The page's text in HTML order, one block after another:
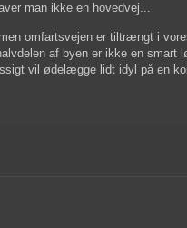
man ikke en hovedvej...
omfartsvejen er tiltrængt i
af byen er ikke en smart
vil ødelægge lidt idyl på en